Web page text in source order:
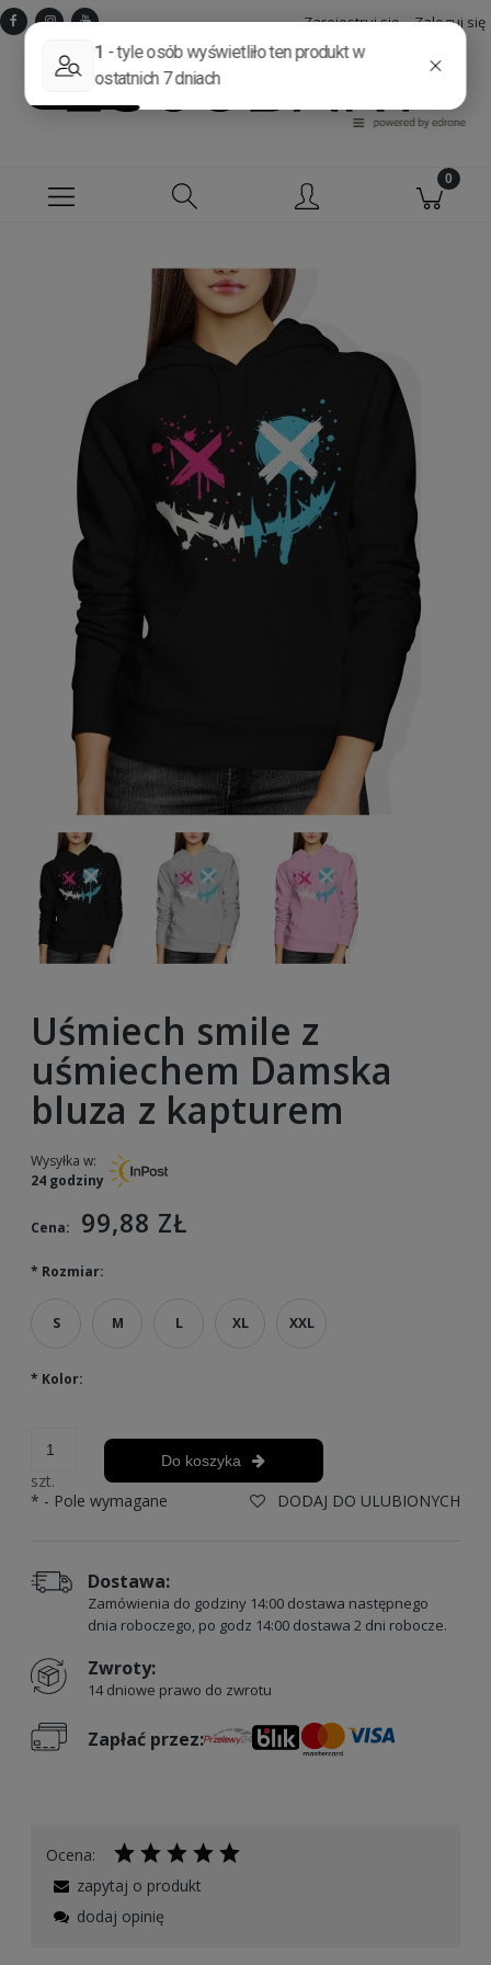
Zarejestruj się Zaloguj się
Uśmiech smile z
uśmiechem Damska
bluza z kapturem
Wysyłka w:
24 godziny
Cena: 99,88 ZŁ
* Rozmiar:
S M L XL XXL
* Kolor:
szt.
Do koszyka
DODAJ DO ULUBIONYCH
* - Pole wymagane
Dostawa:
Zamówienia do godziny 14:00 dostawa następnego
dnia roboczego, po godz 14:00 dostawa 2 dni robocze.
Zwroty:
14 dniowe prawo do zwrotu
Zapłać przez:
Ocena:
zapytaj o produkt
dodaj opinię